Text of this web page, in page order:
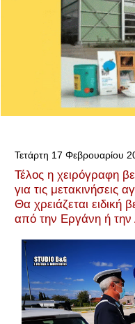
Τετάρτη 17 Φεβρουαρίου
Τέλος η χειρόγραφη
για τις μετακινήσεις
Θα χρειάζεται ειδική
από την Εργάνη ή